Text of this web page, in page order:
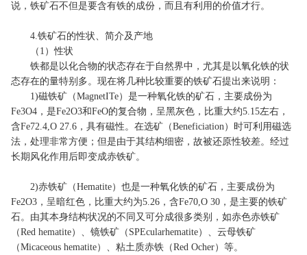
说，铁矿石不但是要含有铁的成份，而且有利用的价值才行。
4.铁矿石的性状、简介及产地
（1）性状
铁都是以化合物的状态存在于自然界中，尤其是以氧化铁的状
态存在的量特别多。现在将几种比较重要的铁矿石提出来说明：
1)磁铁矿（MagnetITe）是一种氧化铁的矿石，主要成份为
Fe3O4，是Fe2O3和FeO的复合物，呈黑灰色，比重大约5.15左右，
含Fe72.4,O 27.6，具有磁性。在选矿（Beneficiation）时可利用磁选
法，处理非常方便；但是由于其结构细密，故被还原性较差。经过
长期风化作用后即变成赤铁矿。
2)赤铁矿（Hematite）也是一种氧化铁的矿石，主要成份为
Fe2O3，呈暗红色，比重大约为5.26，含Fe70,O 30，是主要的铁矿
石。由其本身结构状况的不同又可分成很多类别，如赤色赤铁矿
（Red hematite）、镜铁矿（SPEcularhematite）、云母铁矿
（Micaceous hematite）、粘土质赤铁（Red Ocher）等。